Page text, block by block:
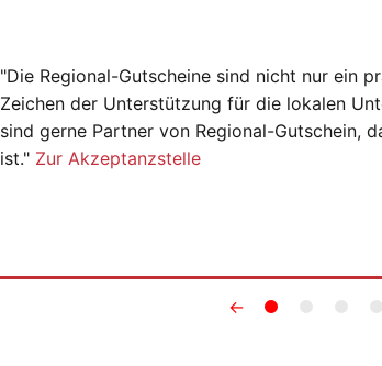
"Die Regional-Gutscheine sind nicht nur ein
Zeichen der Unterstützung für die lokalen
sind gerne Partner von Regional-Gutschein,
ist." Zur Akzeptanzstelle
←